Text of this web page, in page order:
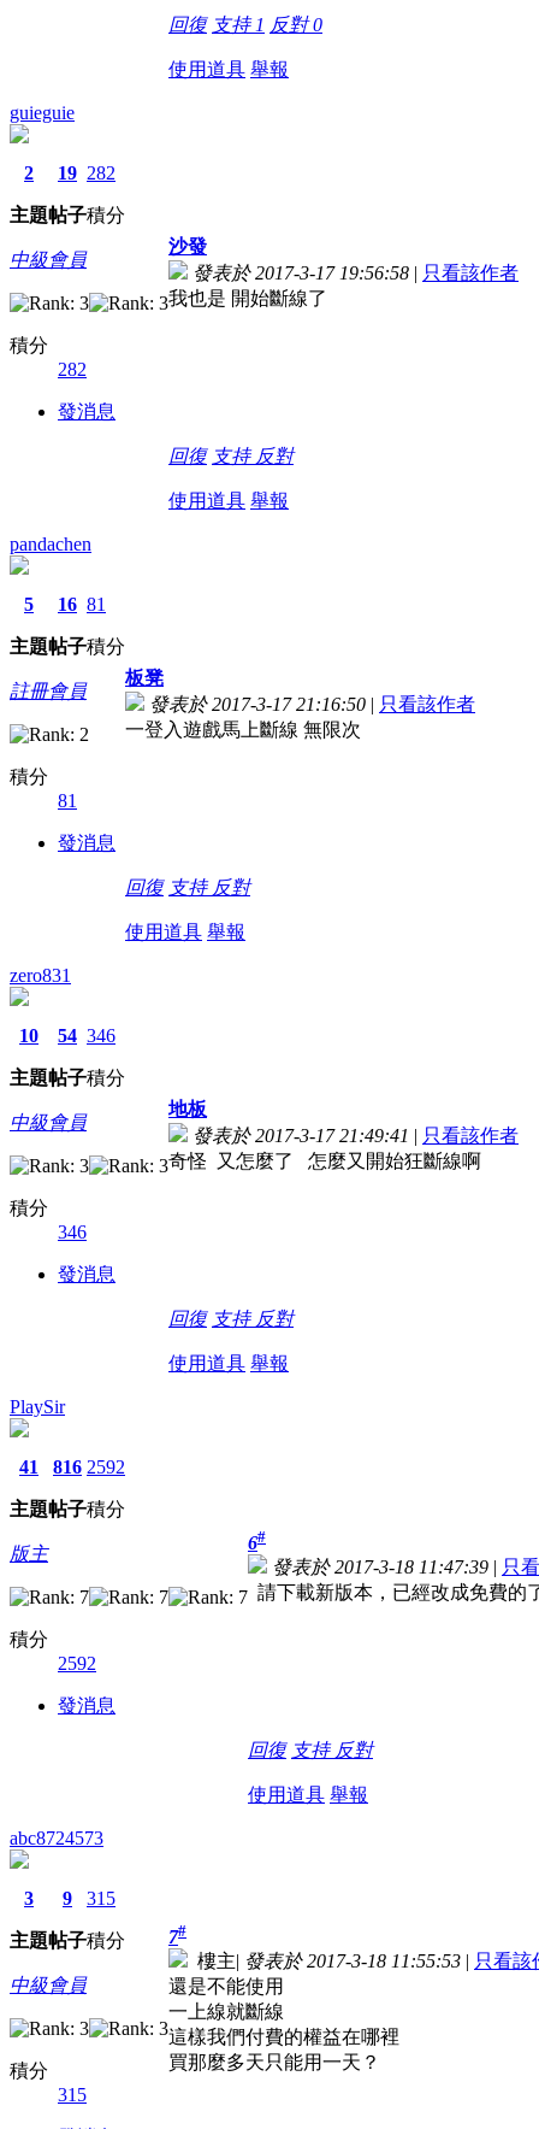
回復 支持 1 反對0
使用道具 舉報
guieguie
2
主題
19
帖子
282
積分
中級會員
積分
282
發消息
沙發
發表於 2017-3-17 19:56:58 | 只看該作者
我也是 開始斷線了
回復 支持 反對
使用道具 舉報
pandachen
5
主題
16
帖子
81
積分
註冊會員
積分
81
發消息
板凳
發表於 2017-3-17 21:16:50 | 只看該作者
一登入遊戲馬上斷線 無限次
回復 支持 反對
使用道具 舉報
zero831
10
主題
54
帖子
346
積分
中級會員
積分
346
發消息
地板
發表於 2017-3-17 21:49:41 | 只看該作者
奇怪 又怎麼了 怎麼又開始狂斷線啊
回復 支持 反對
使用道具 舉報
PlaySir
41
主題
816
帖子
2592
積分
版主
積分
2592
發消息
6#
發表於 2017-3-18 11:47:39 | 只
請下載新版本，已經改成免費的
回復 支持 反對
使用道具 舉報
abc8724573
3
主題
9
帖子
315
積分
中級會員
積分
315
7#
樓主| 發表於 2017-3-18 11:55:53 | 只看該
還是不能使用
一上線就斷線
這樣我們付費的權益在哪裡
買那麼多天只能用一天？